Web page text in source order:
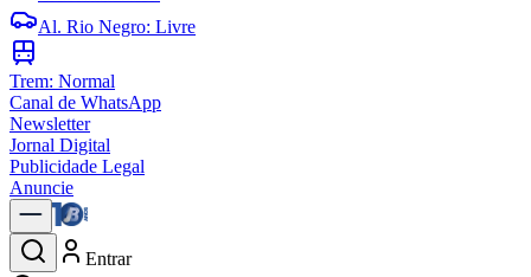
Al. Rio Negro: Livre
Trem: Normal
Canal de WhatsApp
Newsletter
Jornal Digital
Publicidade Legal
Anuncie
Entrar